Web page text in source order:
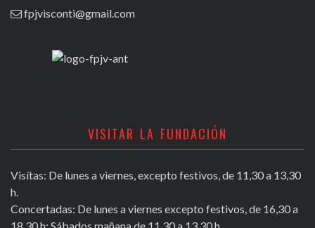
fpjvisconti@gmail.com
VISITAR LA FUNDACIÓN
Visítas: De lunes a viernes, excepto festivos, de 11,30 a 13,30
h.
Concertadas: De lunes a viernes excepto festivos, de 16,30 a